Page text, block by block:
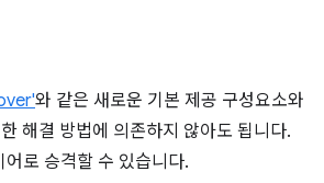
와 같은 새로운 기본 제공 구성요소와
해결 방법에 의존하지 않아도 됩니다.
로 승격할 수 있습니다.